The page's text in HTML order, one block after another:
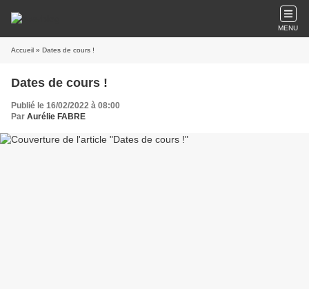
MENU
Accueil » Dates de cours !
Dates de cours !
Publié le 16/02/2022 à 08:00
Par Aurélie FABRE